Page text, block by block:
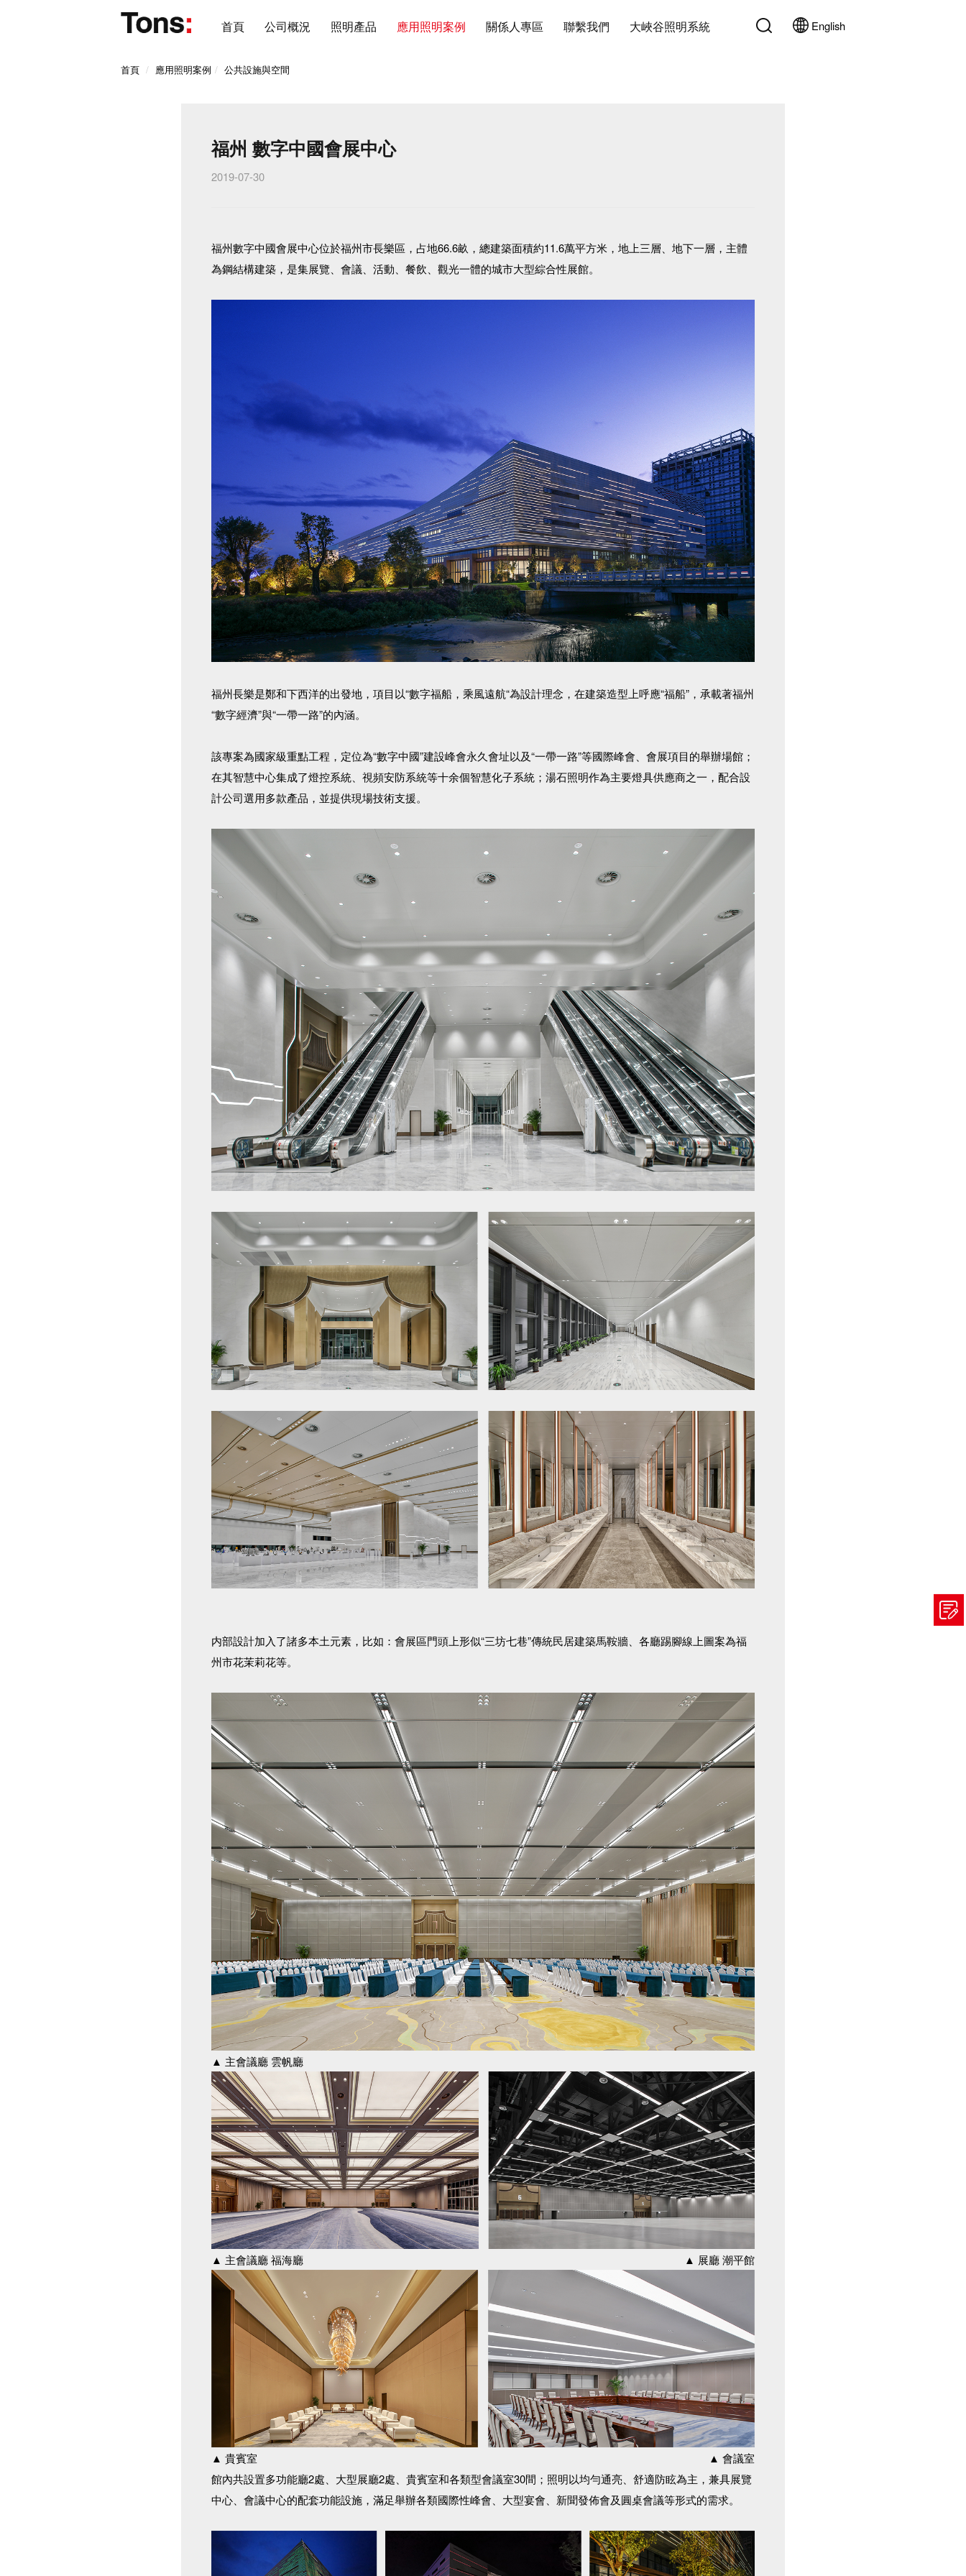
首頁 公司概況 照明產品 應用照明案例 關係人專區 聯繫我們 大峽谷照明系統 English
首頁 應用照明案例 公共設施與空間
福州 數字中國會展中心
2019-07-30
福州數字中國會展中心位於福州市長樂區，占地66.6畝，總建築面積約11.6萬平方米，地上三層、地下一層，主體
為鋼結構建築，是集展覽、會議、活動、餐飲、觀光一體的城市大型綜合性展館。
福州長樂是鄭和下西洋的出發地，項目以“數字福船，乘風遠航“為設計理念，在建築造型上呼應“福船”，承載著福州
“數字經濟”與“一帶一路”的內涵。
該專案為國家級重點工程，定位為“數字中國”建設峰會永久會址以及“一帶一路”等國際峰會、會展項目的舉辦場館；
在其智慧中心集成了燈控系統、視頻安防系統等十余個智慧化子系統；湯石照明作為主要燈具供應商之一，配合設
計公司選用多款產品，並提供現場技術支援。
内部設計加入了諸多本土元素，比如：會展區門頭上形似“三坊七巷”傳統民居建築馬鞍牆、各廳踢腳線上圖案為福
州市花茉莉花等。
▲ 主會議廳 雲帆廳
▲ 主會議廳 福海廳 ▲ 展廳 潮平館
▲ 貴賓室
▲ 會議室
館內共設置多功能廳2處、大型展廳2處、貴賓室和各類型會議室30間；照明以均勻通亮、舒適防眩為主，兼具展覽
中心、會議中心的配套功能設施，滿足舉辦各類國際性峰會、大型宴會、新聞發佈會及圓桌會議等形式的需求。